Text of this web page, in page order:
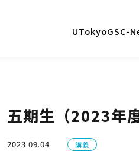
UTokyoGSC-
五期生（2023年
2023.09.04 講義